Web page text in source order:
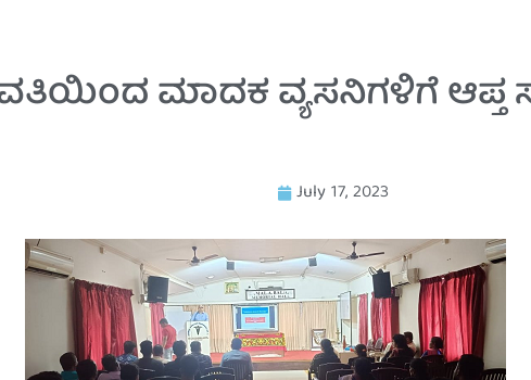
ವತಿಯಿಂದ ಮಾದಕ ವ್ಯಸನಿಗಳಿಗೆ
July 17, 2023